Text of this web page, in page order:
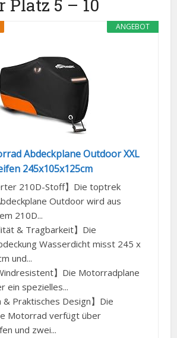
Platz 5 – 10
ANGEBOT
Abdeckplane Outdoor XXL
245x105x125cm
210D-Stoff】Die toptrek
Outdoor wird aus
210D...
& Tragbarkeit】Die
Wasserdicht misst 245 x
und...
】Die Motorradplane
ein spezielles...
& Praktisches Design】Die
Motorrad verfügt über
und zwei...